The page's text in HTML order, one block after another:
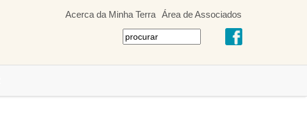
Acerca da Minha Terra Área de Associados